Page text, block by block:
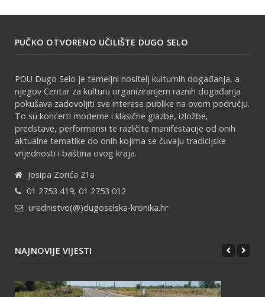
PUČKO OTVORENO UČILIŠTE DUGO SELO
POU Dugo Selo je temeljni nositelj kulturnih događanja, a
njegov Centar za kulturu organiziranjem raznih događanja
pokušava zadovoljiti sve interese publike na ovom području.
To su koncerti moderne i klasične glazbe, izložbe,
predstave, performansi te različite manifestacije od onih
aktualne tematike do onih kojima se čuvaju tradicijske
vrijednosti i baština ovog kraja.
Josipa Zorića 21a
01 2753 419, 01 2753 012
urednistvo(@)dugoselska-kronika.hr
NAJNOVIJE VIJESTI